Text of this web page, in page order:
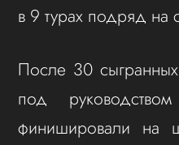
в 9 турах подряд на
После 30
под
финишировали на